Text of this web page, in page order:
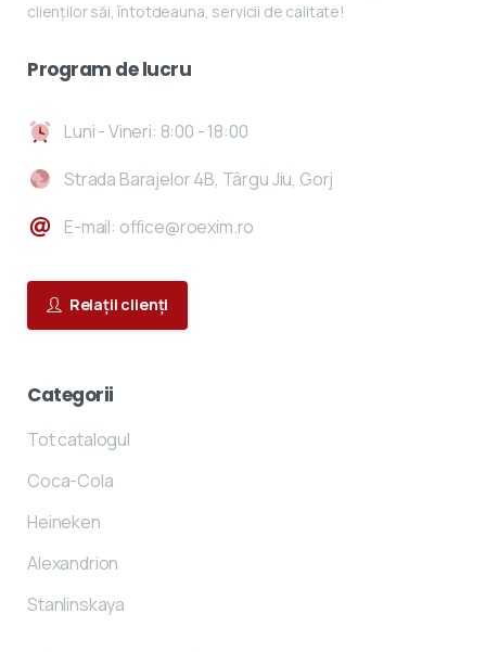
clienților săi, întotdeauna, servicii de calitate!
Program delucru
Luni - Vineri: 8:00 - 18:00
Strada Barajelor 4B, Târgu Jiu, Gorj
E-mail: office@roexim.ro
Relații clienți
Categorii
Tot catalogul
Coca-Cola
Heineken
Alexandrion
Stanlinskaya